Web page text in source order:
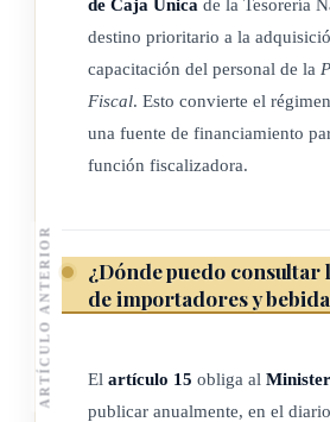
El Ministerio de Salud determinará si
del permiso de funcionamiento.
tengan patente de expendio de bebidas
alcohólico que adquieran, vendan y
de bebidas de empresas no
dos (2) salarios base; a los que
incumplimiento de lo dispuesto en este
con cinco (5) salarios base.
de Caja Única de la Tesorería
destino prioritario a la
capacitación del personal de la
Fiscal. Esto convierte el
una fuente de financiamiento
función fiscalizadora.
¿Dónde puedo consultar
de importadores y
El artículo 15 obliga al
publicar anualmente, en el
ARTÍCULO ANTERIOR